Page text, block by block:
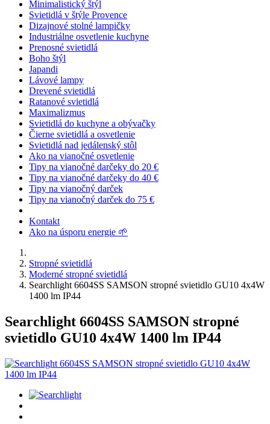
Minimalistický štýl
Svietidlá v štýle Provence
Dizajnové stolné lampičky
Industriálne osvetlenie kuchyne
Prenosné svietidlá
Boho štýl
Japandi
Lávové lampy
Drevené svietidlá
Ratanové svietidlá
Maximalizmus
Svietidlá do kuchyne a obývačky
Čierne svietidlá a osvetlenie
Svietidlá nad jedálenský stôl
Ako na vianočné osvetlenie
Tipy na vianočné darčeky do 20 €
Tipy na vianočné darčeky do 40 €
Tipy na vianočný darček
Tipy na vianočný darček do 75 €
Kontakt
Ako na úsporu energie 🌱
Stropné svietidlá
Moderné stropné svietidlá
Searchlight 6604SS SAMSON stropné svietidlo GU10 4x4W
1400 lm IP44
Searchlight 6604SS SAMSON stropné
svietidlo GU10 4x4W 1400 lm IP44